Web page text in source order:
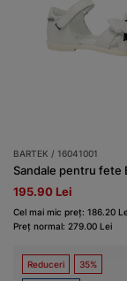
BARTEK / 16041001
195.90 Lei
Cel mai mic preț: 186.20
Preț normal: 279.00 Lei
Reduceri 35%